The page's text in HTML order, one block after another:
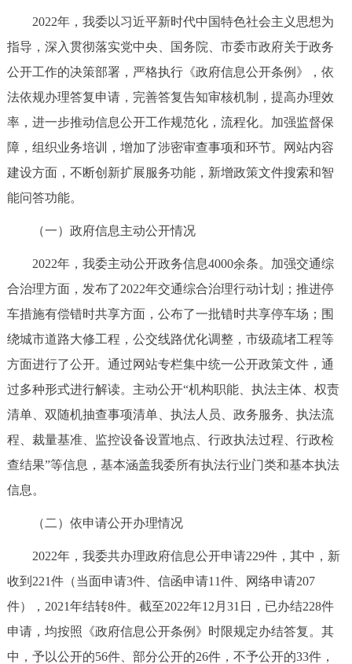
决策公开 专题公开
政务服务
便民服务 利企服务 投资项目
中介服务
12345网上接诉即办 我要咨询 我要建议
参与调查 在线访谈 图说互动
走进北京
北京概况 十六区概览 人文北京
绿色北京 图说北京 视频北京
多语种
DEUTSCH FRANÇAIS РУССКИЙ ЯЗЫК
ESPAÑOL العربية PORTUGUÊS
2022年，我委以习近平新时代中国特色社会主义思想为
指导，深入贯彻落实党中央、国务院、市委市政府关于政务
公开工作的决策部署，严格执行《政府信息公开条例》，依
法依规办理答复申请，完善答复告知审核机制，提高办理效
率，进一步推动信息公开工作规范化，流程化。加强监督保
障，组织业务培训，增加了涉密审查事项和环节。网站内容
建设方面，不断创新扩展服务功能，新增政策文件搜索和智
能问答功能。
（一）政府信息主动公开情况
2022年，我委主动公开政务信息4000余条。加强交通综
合治理方面，发布了2022年交通综合治理行动计划；推进停
车措施有偿错时共享方面，公布了一批错时共享停车场；围
绕城市道路大修工程，公交线路优化调整，市级疏堵工程等
方面进行了公开。通过网站专栏集中统一公开政策文件，通
过多种形式进行解读。主动公开“机构职能、执法主体、权责
清单、双随机抽查事项清单、执法人员、政务服务、执法流
程、裁量基准、监控设备设置地点、行政执法过程、行政检
查结果”等信息，基本涵盖我委所有执法行业门类和基本执法
信息。
（二）依申请公开办理情况
2022年，我委共办理政府信息公开申请229件，其中，新
收到221件（当面申请3件、信函申请11件、网络申请207
件），2021年结转8件。截至2022年12月31日，已办结228件
申请，均按照《政府信息公开条例》时限规定办结答复。其
中，予以公开的56件、部分公开的26件，不予公开的33件，